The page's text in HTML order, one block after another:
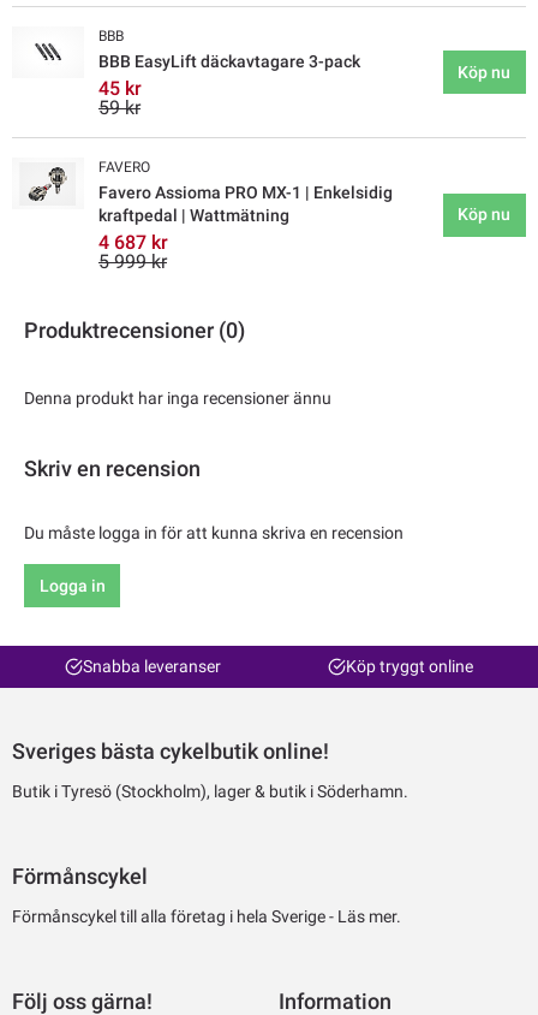
BBB
BBB EasyLift däckavtagare 3-pack
45 kr
59 kr
Köp nu
FAVERO
Favero Assioma PRO MX-1 | Enkelsidig
kraftpedal | Wattmätning
4 687 kr
5 999 kr
Köp nu
Produktrecensioner (0)
Denna produkt har inga recensioner ännu
Skriv en recension
Du måste logga in för att kunna skriva en recension
Logga in
Snabba leveranser Köp tryggt online
Sveriges bästa cykelbutik online!
Butik i Tyresö (Stockholm), lager & butik i Söderhamn.
Förmånscykel
Förmånscykel till alla företag i hela Sverige - Läs mer.
Följ oss gärna! Information